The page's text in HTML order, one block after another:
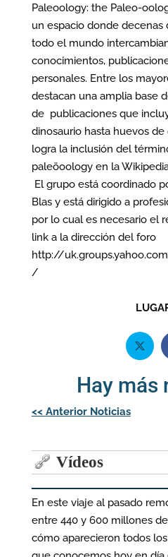
Paleoology: the Paleo-
un espacio donde decenas
todo el mundo
conocimientos,
personales. Entre los
destacan una amplia base
de publicaciones que
dinosaurio hasta huevos
logra la inclusión del
paleöoology en la
El grupo está coordinado
Blas y está dirigido a
por lo cual es necesario el
link a la dirección del foro
http://
/
Hay más
Navegación
de
<< Anterior Noticias
Vídeos
En este viaje al pasado
entre 440 y 600 millones
cómo aparecieron todos